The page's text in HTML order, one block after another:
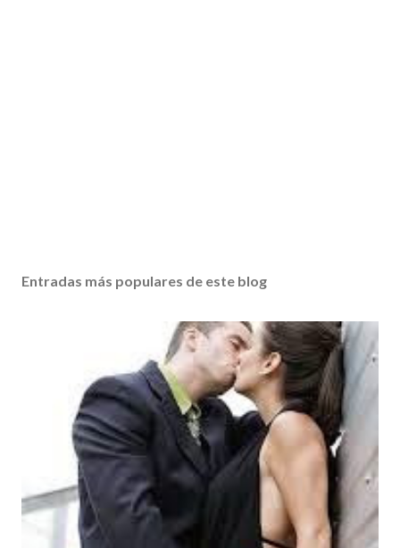
Entradas más populares de este blog